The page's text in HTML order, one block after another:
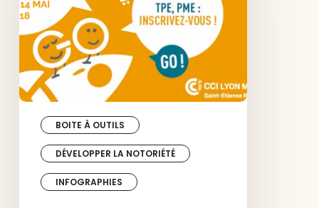
booster
votre
entreprise
grâce
numérique,
rdv
au
GoNumérique
BOITE À OUTILS
DÉVELOPPER LA NOTORIÉTÉ
INFOGRAPHIES